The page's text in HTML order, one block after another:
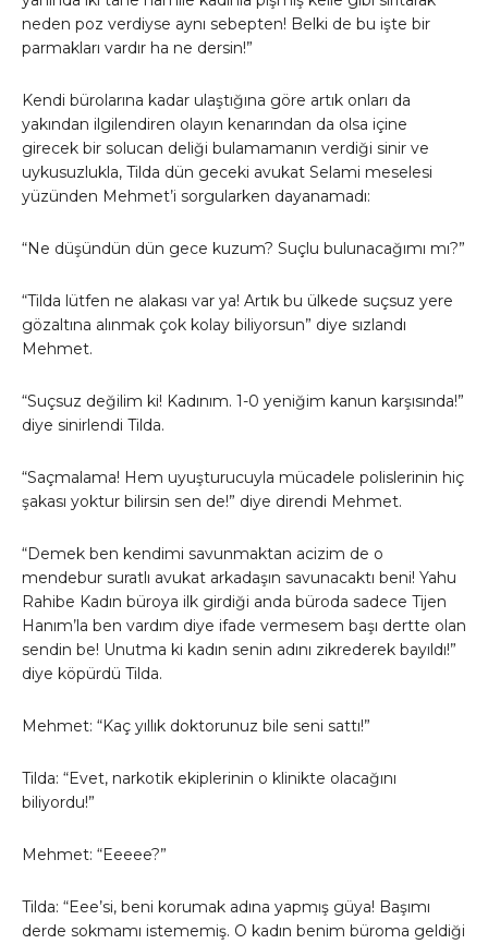
neden poz verdiyse aynı sebepten! Belki de bu işte bir
parmakları vardır ha ne dersin!”
Kendi bürolarına kadar ulaştığına göre artık onları da
yakından ilgilendiren olayın kenarından da olsa içine
girecek bir solucan deliği bulamamanın verdiği sinir ve
uykusuzlukla, Tilda dün geceki avukat Selami meselesi
yüzünden Mehmet’i sorgularken dayanamadı:
“Ne düşündün dün gece kuzum? Suçlu bulunacağımı mı?”
“Tilda lütfen ne alakası var ya! Artık bu ülkede suçsuz yere
gözaltına alınmak çok kolay biliyorsun” diye sızlandı
Mehmet.
“Suçsuz değilim ki! Kadınım. 1-0 yeniğim kanun karşısında!”
diye sinirlendi Tilda.
“Saçmalama! Hem uyuşturucuyla mücadele polislerinin hiç
şakası yoktur bilirsin sen de!” diye direndi Mehmet.
“Demek ben kendimi savunmaktan acizim de o
mendebur suratlı avukat arkadaşın savunacaktı beni! Yahu
Rahibe Kadın büroya ilk girdiği anda büroda sadece Tijen
Hanım’la ben vardım diye ifade vermesem başı dertte olan
sendin be! Unutma ki kadın senin adını zikrederek bayıldı!”
diye köpürdü Tilda.
Mehmet: “Kaç yıllık doktorunuz bile seni sattı!”
Tilda: “Evet, narkotik ekiplerinin o klinikte olacağını
biliyordu!”
Mehmet: “Eeeee?”
Tilda: “Eee’si, beni korumak adına yapmış güya! Başımı
derde sokmamı istememiş. O kadın benim büroma geldiği